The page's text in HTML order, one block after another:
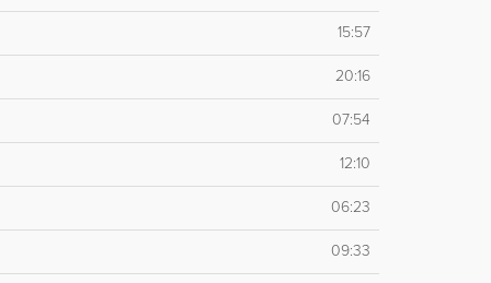
15:57
20:16
07:54
12:10
06:23
09:33